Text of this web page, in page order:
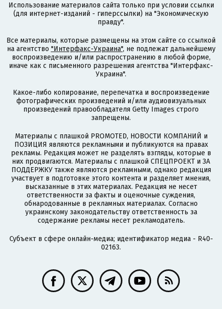
Использование материалов сайта только при условии ссылки
(для интернет-изданий - гиперссылки) на "Экономическую
правду".
Все материалы, которые размещены на этом сайте со ссылкой
на агентство "Интерфакс-Украина", не подлежат дальнейшему
воспроизведению и/или распространению в любой форме,
иначе как с письменного разрешения агентства "Интерфакс-
Украина".
Какое-либо копирование, перепечатка и воспроизведение
фотографических произведений и/или аудиовизуальных
произведений правообладателя Getty Images строго
запрещены.
Материалы с плашкой PROMOTED, НОВОСТИ КОМПАНИЙ и
ПОЗИЦИЯ являются рекламными и публикуются на правах
рекламы. Редакция может не разделять взгляды, которые в
них продвигаются. Материалы с плашкой СПЕЦПРОЕКТ и ЗА
ПОДДЕРЖКУ также являются рекламными, однако редакция
участвует в подготовке этого контента и разделяет мнения,
высказанные в этих материалах. Редакция не несет
ответственности за факты и оценочные суждения,
обнародованные в рекламных материалах. Согласно
украинскому законодательству ответственность за
содержание рекламы несет рекламодатель.
Субъект в сфере онлайн-медиа; идентификатор медиа - R40-
02163.